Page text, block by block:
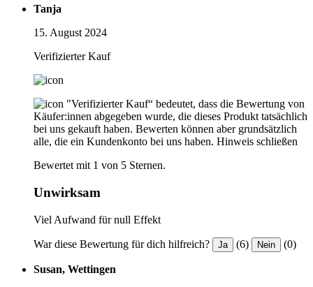
Tanja
15. August 2024
Verifizierter Kauf
"Verifizierter Kauf“ bedeutet, dass die Bewertung von
Käufer:innen abgegeben wurde, die dieses Produkt tatsächlich
bei uns gekauft haben. Bewerten können aber grundsätzlich
alle, die ein Kundenkonto bei uns haben. Hinweis schließen
Bewertet mit 1 von 5 Sternen.
Unwirksam
Viel Aufwand für null Effekt
War diese Bewertung für dich hilfreich? Ja (6) Nein (0)
Susan, Wettingen